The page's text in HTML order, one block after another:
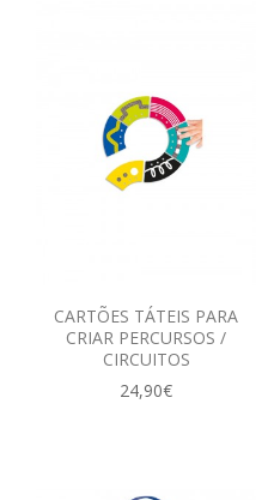
CARTÕES TÁTEIS PARA
CRIAR PERCURSOS /
CIRCUITOS
24,90€